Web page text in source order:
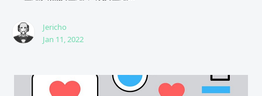
Jericho
Jan 11, 2022